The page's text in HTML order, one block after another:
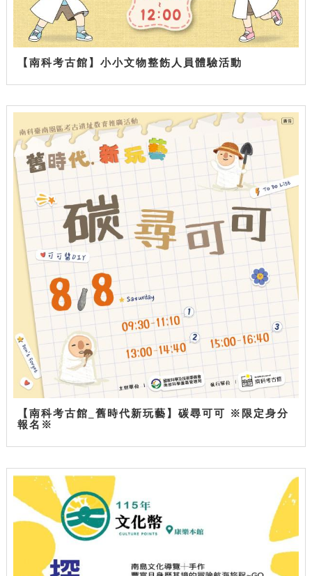
【南科考古館】小小文物整飭人員體驗活動
【南科考古館_舊時代新玩藝】碳尋可可 ※限定身分
報名※